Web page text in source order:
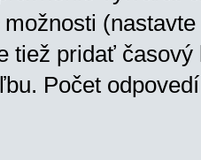
možnosti
tiež pridať
Počet